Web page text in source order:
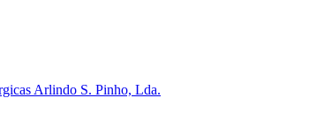
Arlindo S. Pinho, Lda.